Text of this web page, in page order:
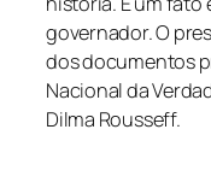
governador. O
dos documentos
Nacional da
Dilma Rousseff.